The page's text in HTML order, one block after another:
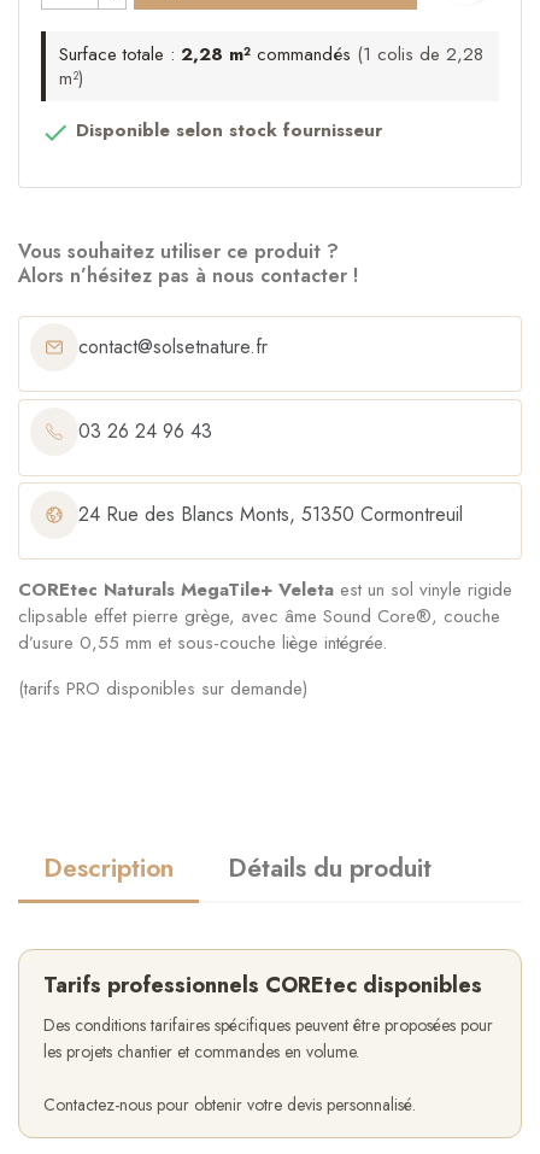
Surface totale : 2,28 m²commandés (1 colis de 2,28
m²)
 Disponible selon stock fournisseur
Vous souhaitez utiliser ce produit ?
Alors n’hésitez pas à nous contacter !
contact@solsetnature.fr
03 26 24 96 43
24 Rue des Blancs Monts, 51350 Cormontreuil
COREtec Naturals MegaTile+ Veleta est un sol vinyle rigide
clipsable effet pierre grège, avec âme Sound Core®, couche
d’usure 0,55 mm et sous-couche liège intégrée.
(tarifs PRO disponibles sur demande)
Description Détails du produit
Tarifs professionnels COREtec disponibles
Des conditions tarifaires spécifiques peuvent être proposées pour
les projets chantier et commandes en volume.
Contactez-nous pour obtenir votre devis personnalisé.